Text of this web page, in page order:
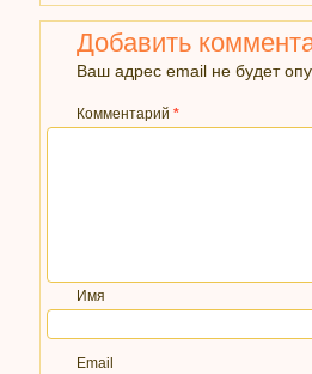
Добавить
Ваш адрес email не будет
Комментарий *
Имя
Email